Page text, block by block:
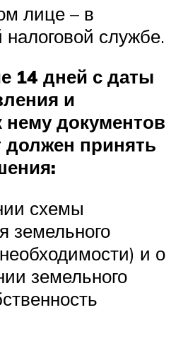
лице – в
службе.
14 дней с даты
и
документов
должен принять
схемы
земельного
и о
земельного